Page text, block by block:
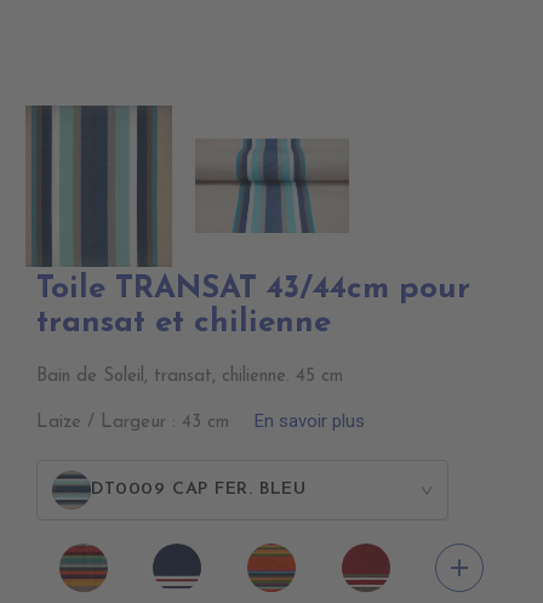
Toile TRANSAT 43/44cm pour
transat et chilienne
Bain de Soleil, transat, chilienne. 45 cm
Laize / Largeur : 43 cm En savoir plus
DT0009 CAP FER. BLEU >
DT0013
CARACAS
DT0026
LEVANT
DT0014
SAOPAULO
DT0027
LEVANTadd